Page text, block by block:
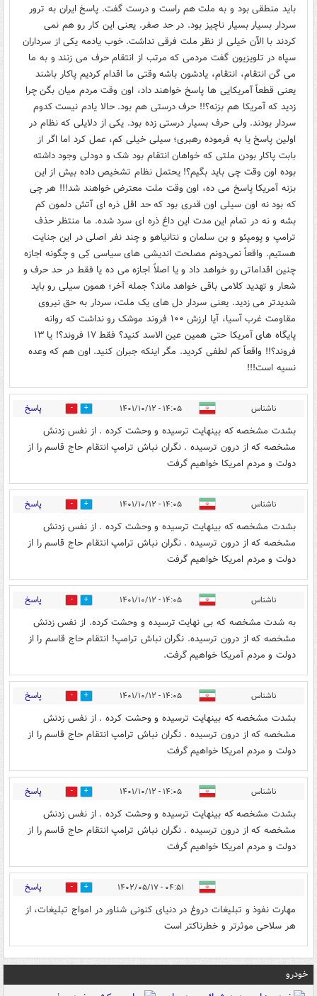
باید منطقی بود و به ملت هم راست و درست گفت. پاسخ ایران به ترور
سردار بسیار بسیار ناچیز بود. در حد صفر. یعنی این کار رو هم نمی
کردند با الآن خیلی از نظر ملت فرقی نداشت. خوب یادمه یکی از سرداران
سپاه در تلویزیون گفت مردمی که مرتب از انتقام حرف می زنند و به ما
می گن انتقام، انتقام، یادشون باشه وقتی ما اقدام کردیم پاکار باشند
یعنی قطعاً آمریکایی ها پاسخ خواهند داد، اون وقت مردم میان بگن چرا
زدید که آمریکا هم بزنه؟!! حرف درستی هم بود. حالا یادم نیست کدوم
سردار بودند. ولی حرف بسیار درستی زده بود. یکی از دلایلی که نظام در
اولین پاسخ یا به فرموده رهبری؛ سیلی خیلی کم، عمل کرد اما اگر از
بابت پاکار بودن ملتی که خواهان انتقام بود شک و دودلی وجود داشته
بوده اون وقت چی باید بگیم؟! یحتمل نظام تشخیص داده بیش از این
بزنه آمریکا پاسخ می ده، اون وقت ملت معترض خواهند شد!!! هر چی
که بود نه اون سیلی اون قدری بود که حد اقل ذره ای آتش دلمون کم
بشه و نه در تمام این مدت این داغ ذره ای سرد شده. ما منتظر حذف
ترامپ و پومپئو و بن سلمان و نتانیاهو و چند نفر اصلی در این جنایت
هستیم. واقعاً نمی‌دونم مصلحت اندیشی های سیاسی کِی و چگونه اجازه
چنین اقداماتی رو خواهد داد و یا اصلاً اجازه می ده یا فقط در حد حرف و
شعار و تهدید کلامی باقی خواهد ماند؟ جمله آخر؛ همون سیلی رو باید
شدیدتر می زدید. یعنی سردار دل های یک ملت، سردار به حق نیروی
مقاومت غرب آسیا، آیا ارزش ۱۰۰ فروند موشک رو نداشت که روانه
پایگاه های آمریکا حتی همین عین الاسد کنید؟ فقط ۱۷ فروند؟! یا ۱۳
فروند؟!! واقعاً کم لطفی کردید. مگر اینکه جبران کنید. اون هم که وعده
نسیه است!!!
ناشناس ۱۴:۰۵ - ۱۴۰۱/۱۰/۱۲ 2 پاسخ
بشدت مشخصه که بینهایت ترسیده و وحشت کرده . از نفس زدنش
مشخصه که از درون ترسیده . نگران نباش ترامپ انتقام حاج قاسم را از
دولت و مردم امریکا خواهیم گرفت
ناشناس ۱۴:۰۵ - ۱۴۰۱/۱۰/۱۲ 2 پاسخ
بشدت مشخصه که بینهایت ترسیده و وحشت کرده . از نفس زدنش
مشخصه که از درون ترسیده . نگران نباش ترامپ انتقام حاج قاسم را از
دولت و مردم امریکا خواهیم گرفت
ناشناس ۱۴:۰۵ - ۱۴۰۱/۱۰/۱۲ 2 پاسخ
به شدت مشخصه که بی نهایت ترسیده و وحشت کرده. از نفس زدنش
مشخصه که از درون ترسیده. نگران نباش ترامپ! انتقام حاج قاسم را از
دولت و مردم آمریکا خواهیم گرفت.
ناشناس ۱۴:۰۵ - ۱۴۰۱/۱۰/۱۲ 2 پاسخ
بشدت مشخصه که بینهایت ترسیده و وحشت کرده . از نفس زدنش
مشخصه که از درون ترسیده . نگران نباش ترامپ انتقام حاج قاسم را از
دولت و مردم امریکا خواهیم گرفت
ناشناس ۱۴:۰۵ - ۱۴۰۱/۱۰/۱۲ 2 پاسخ
بشدت مشخصه که بینهایت ترسیده و وحشت کرده . از نفس زدنش
مشخصه که از درون ترسیده . نگران نباش ترامپ انتقام حاج قاسم را از
دولت و مردم امریکا خواهیم گرفت
۰۴:۵۱ - ۱۴۰۲/۰۵/۱۷ 0 پاسخ
مهارت نفوذ و تبلیغات دروغ در دنیای کنونی شناور در امواج تبلیغات، از
هر سلاحی موثرتر و خطرناکتر است
خودرو